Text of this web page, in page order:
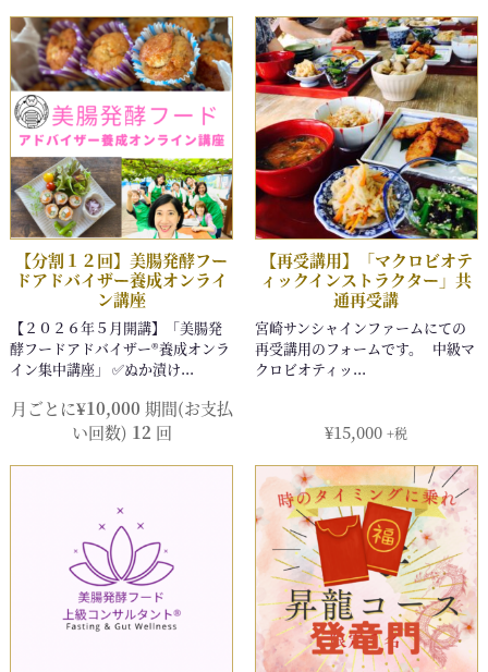
月ごとに¥10,000 期間(お支払
い回数) 12 回 ¥15,000 +税